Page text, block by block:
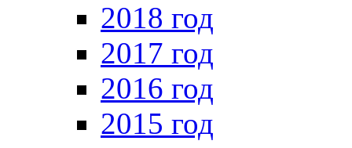
2018 год
2017 год
2016 год
2015 год